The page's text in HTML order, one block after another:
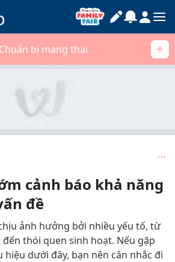
Chuẩn bị mang thai
cảnh báo khả năng
đề
ảnh hưởng bởi nhiều yếu tố, từ
thói quen sinh hoạt. Nếu gặp
hiệu dưới đây, bạn nên cân nhắc đi